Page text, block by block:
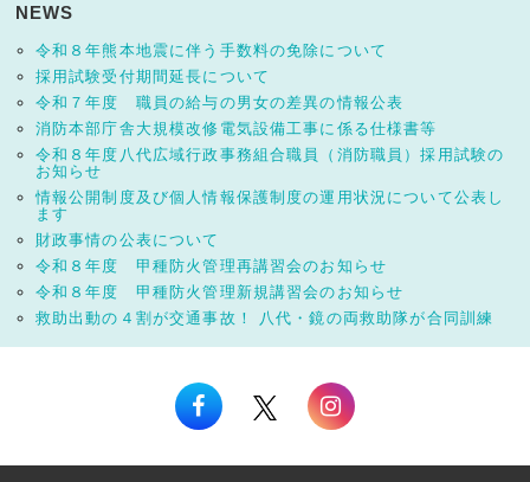
NEWS
令和８年熊本地震に伴う手数料の免除について
採用試験受付期間延長について
令和７年度 職員の給与の男女の差異の情報公表
消防本部庁舎大規模改修電気設備工事に係る仕様書等
令和８年度八代広域行政事務組合職員（消防職員）採用試験の
お知らせ
情報公開制度及び個人情報保護制度の運用状況について公表し
ます
財政事情の公表について
令和８年度 甲種防火管理再講習会のお知らせ
令和８年度 甲種防火管理新規講習会のお知らせ
救助出動の４割が交通事故！ 八代・鏡の両救助隊が合同訓練